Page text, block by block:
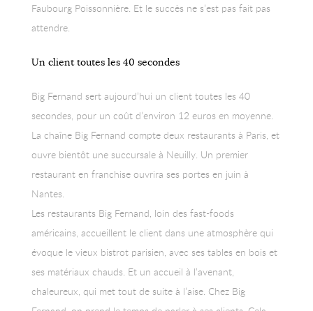
Faubourg Poissonnière. Et le succès ne s’est pas fait pas
attendre.
Un client toutes les 40 secondes
Big Fernand sert aujourd’hui un client toutes les 40
secondes, pour un coût d’environ 12 euros en moyenne.
La chaîne Big Fernand compte deux restaurants à Paris, et
ouvre bientôt une succursale à Neuilly. Un premier
restaurant en franchise ouvrira ses portes en juin à
Nantes.
Les restaurants Big Fernand, loin des fast-foods
américains, accueillent le client dans une atmosphère qui
évoque le vieux bistrot parisien, avec ses tables en bois et
ses matériaux chauds. Et un accueil à l’avenant,
chaleureux, qui met tout de suite à l’aise. Chez Big